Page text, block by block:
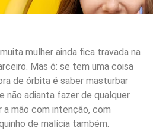
mulher ainda fica travada na
Mas ó: se tem uma coisa
de órbita é saber masturbar
não adianta fazer de qualquer
mão com intenção, com
de malícia também.